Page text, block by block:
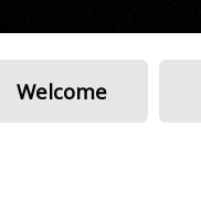
Welcome